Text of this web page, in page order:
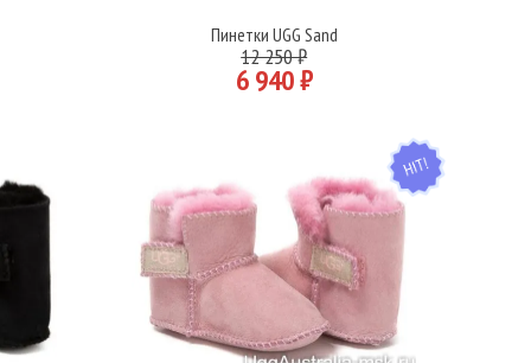
Подробнее
Пинетки UGG Sand
12 250 ₽
6 940 ₽
HIT